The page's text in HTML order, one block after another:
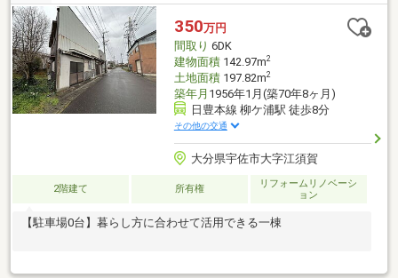
350万円
間取り 6DK
建物面積142.97m2
土地面積197.82m2
築年月 1956年1月(築70年8ヶ月)
日豊本線 柳ケ浦駅 徒歩8分
その他の交通
大分県宇佐市大字江須賀
2階建て 所有権
リフォームリノベーシ
ョン
【駐車場0台】暮らし方に合わせて活用できる一棟